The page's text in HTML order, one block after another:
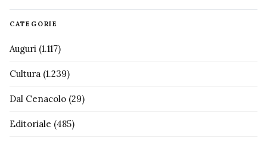
CATEGORIE
Auguri (1.117)
Cultura (1.239)
Dal Cenacolo (29)
Editoriale (485)